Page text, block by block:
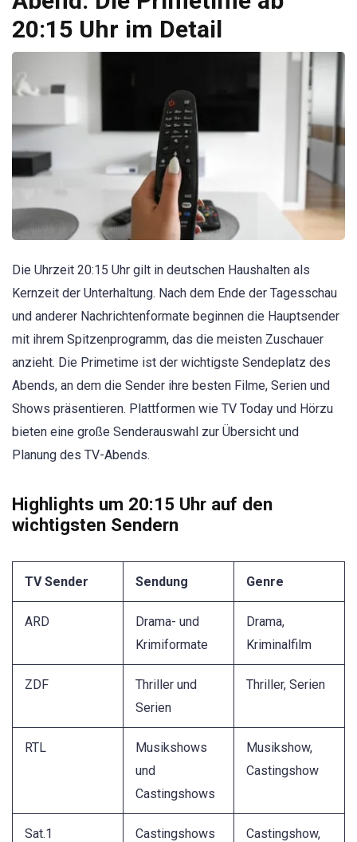
20:15 Uhr im Detail
Die Uhrzeit 20:15 Uhr gilt in deutschen Haushalten als
Kernzeit der Unterhaltung. Nach dem Ende der Tagesschau
und anderer Nachrichtenformate beginnen die Hauptsender
mit ihrem Spitzenprogramm, das die meisten Zuschauer
anzieht. Die Primetime ist der wichtigste Sendeplatz des
Abends, an dem die Sender ihre besten Filme, Serien und
Shows präsentieren. Plattformen wie TV Today und Hörzu
bieten eine große Senderauswahl zur Übersicht und
Planung des TV-Abends.
Highlights um 20:15 Uhr auf den
wichtigsten Sendern
TV Sender Sendung Genre
ARD
Drama- und
Krimiformate
Drama,
Kriminalfilm
ZDF
Thriller und
Serien
Thriller, Serien
RTL
Musikshows
und
Castingshows
Musikshow,
Castingshow
Sat.1
Castingshows
Castingshow,